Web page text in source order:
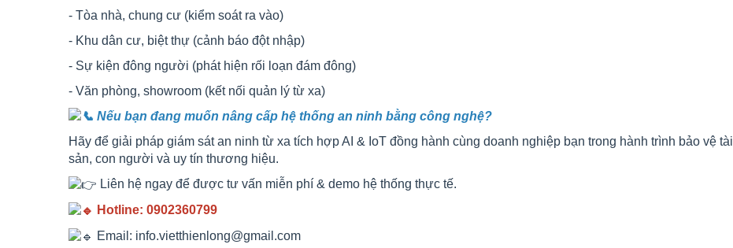
- Tòa nhà, chung cư (kiểm soát ra vào)
- Khu dân cư, biệt thự (cảnh báo đột nhập)
- Sự kiện đông người (phát hiện rối loạn đám đông)
- Văn phòng, showroom (kết nối quản lý từ xa)
Nếu bạn đang muốn nâng cấp hệ thống an ninh bằng công nghệ?
Hãy để giải pháp giám sát an ninh từ xa tích hợp AI & IoT đồng hành cùng doanh nghiệp bạn trong hành trình bảo vệ tài
sản, con người và uy tín thương hiệu.
Liên hệ ngay để được tư vấn miễn phí & demo hệ thống thực tế.
Hotline: 0902360799
Email: info.vietthienlong@gmail.com